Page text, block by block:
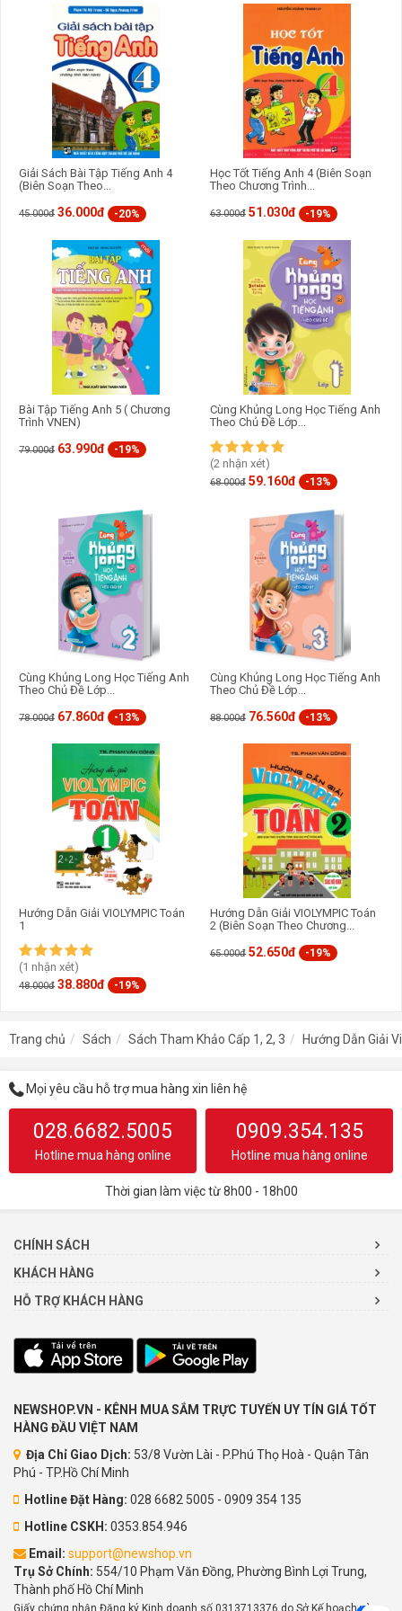
Tuyển Tập Truyện Song Ngữ Hay Giúp Các Bé Vừa
Giải Trí Vừa Học Thật Vui
Giải Sách Bài Tập Tiếng Anh 4
(Biên Soạn Theo...
45.000đ 36.000đ -20%
Học Tốt Tiếng Anh 4 (Biên Soạn
Theo Chương Trình...
63.000đ 51.030đ -19%
Bài Tập Tiếng Anh 5 ( Chương
Trình VNEN)
79.000đ 63.990đ -19%
Cùng Khủng Long Học Tiếng Anh
Theo Chủ Đề Lớp...
(2 nhận xét)
68.000đ 59.160đ -13%
Cùng Khủng Long Học Tiếng Anh
Theo Chủ Đề Lớp...
78.000đ 67.860đ -13%
Cùng Khủng Long Học Tiếng Anh
Theo Chủ Đề Lớp...
88.000đ 76.560đ -13%
Hướng Dẫn Giải VIOLYMPIC Toán
1
(1 nhận xét)
48.000đ 38.880đ -19%
Hướng Dẫn Giải VIOLYMPIC Toán
2 (Biên Soạn Theo Chương...
65.000đ 52.650đ -19%
Trang chủ Sách Sách Tham Khảo Cấp 1, 2, 3 Hướng Dẫn Giải
Mọi yêu cầu hỗ trợ mua hàng xin liên hệ
028.6682.5005
Hotline mua hàng online
0909.354.135
Hotline mua hàng online
Thời gian làm việc từ 8h00 - 18h00
CHÍNH SÁCH
KHÁCH HÀNG
HỖ TRỢ KHÁCH HÀNG
NEWSHOP.VN - KÊNH MUA SẮM TRỰC TUYẾN UY TÍN GIÁ TỐT
HÀNG ĐẦU VIỆT NAM
Địa Chỉ Giao Dịch: 53/8 Vườn Lài - P.Phú Thọ Hoà - Quận Tân
Phú - TP.Hồ Chí Minh
Hotline Đặt Hàng: 028 6682 5005 - 0909 354 135
Hotline CSKH: 0353.854.946
Email: support@newshop.vn
Trụ Sở Chính: 554/10 Phạm Văn Đồng, Phường Bình Lợi Trung,
Thành phố Hồ Chí Minh
Giấy chứng nhận Đăng ký Kinh doanh số 0313713376 do Sở Kế hoạch và